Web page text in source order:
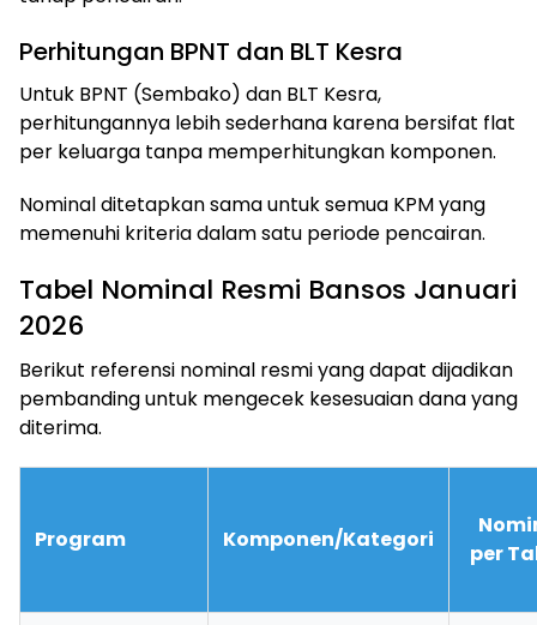
Perhitungan BPNT dan BLT Kesra
Untuk BPNT (Sembako) dan BLT Kesra,
perhitungannya lebih sederhana karena bersifat flat
per keluarga tanpa memperhitungkan komponen.
Nominal ditetapkan sama untuk semua KPM yang
memenuhi kriteria dalam satu periode pencairan.
Tabel Nominal Resmi Bansos Januari
2026
Berikut referensi nominal resmi yang dapat dijadikan
pembanding untuk mengecek kesesuaian dana yang
diterima.
Program Komponen/Kategori
per